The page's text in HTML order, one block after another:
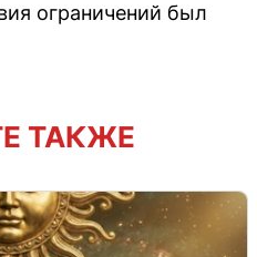
ограничений был
ТАКЖЕ